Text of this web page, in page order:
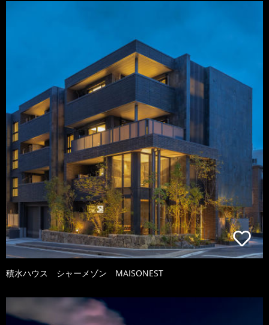
積水ハウス シャーメゾン MAISONEST